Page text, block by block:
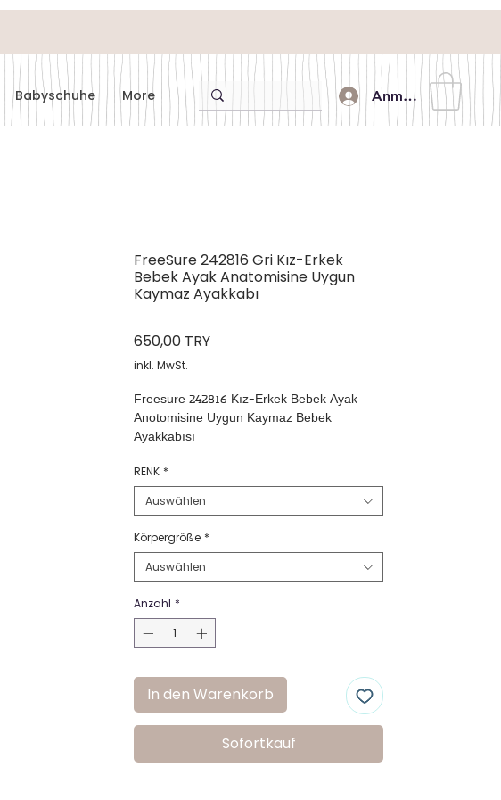
Babyschuhe More Anmelden
FreeSure 242816 Gri Kız-Erkek
Bebek Ayak Anatomisine Uygun
Kaymaz Ayakkabı
650,00 TRYPreis
inkl. MwSt.
Freesure 242816 Kız-Erkek Bebek Ayak
Anotomisine Uygun Kaymaz Bebek
Ayakkabısı
RENK *
Auswählen
Körpergröße *
Auswählen
Anzahl *
In den Warenkorb
Sofortkauf